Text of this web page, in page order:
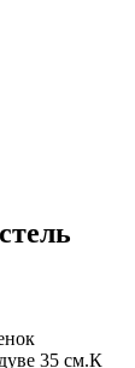
35 см.К